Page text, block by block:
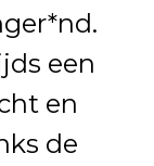
een
en
de